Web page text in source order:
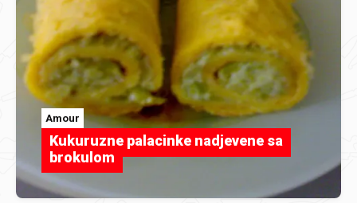
Amour
Kukuruzne palacinke nadjevene sa
brokulom